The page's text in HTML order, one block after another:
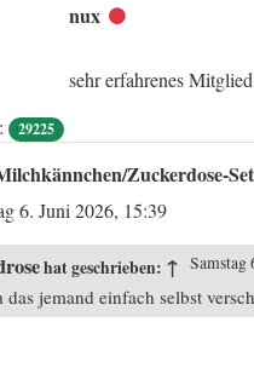
nux Offline
sehr erfahrenes Mitglied
29225
Zuckerdose-
6. Juni 2026, 15:39
hat geschrieben: ↑ Samstag
das jemand einfach selbst